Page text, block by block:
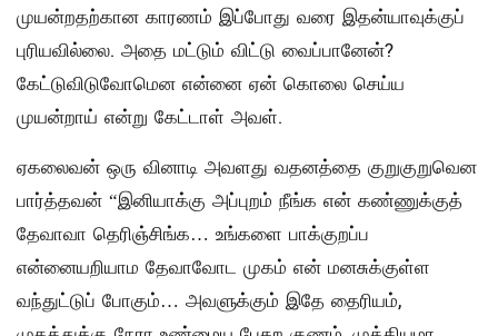
முயன்றதற்கான காரணம் இப்போது வரை இதன்யாவுக்குப்
புரியவில்லை. அதை மட்டும் விட்டு வைப்பானேன்?
கேட்டுவிடுவோமென என்னை ஏன் கொலை செய்ய
முயன்றாய் என்று கேட்டாள் அவள்.
ஏகலைவன் ஒரு வினாடி அவளது வதனத்தை குறுகுறுவென
பார்த்தவன் “இனியாக்கு அப்புறம் நீங்க என் கண்ணுக்குத்
தேவாவா தெரிஞ்சிங்க… உங்களை பாக்குறப்ப
என்னையறியாம தேவாவோட முகம் என் மனசுக்குள்ள
வந்துட்டுப் போகும்… அவளுக்கும் இதே தைரியம்,